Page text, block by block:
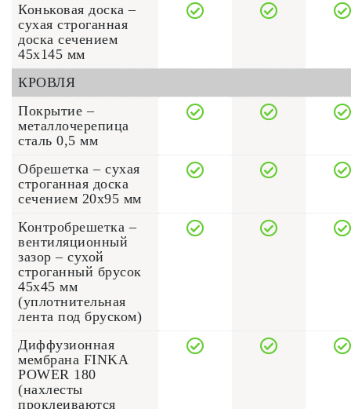
Коньковая доска –
сухая строганная
доска сечением
45x145 мм
КРОВЛЯ
Покрытие –
металлочерепица
сталь 0,5 мм
Обрешетка – сухая
строганная доска
сечением 20x95 мм
Контробрешетка –
вентиляционный
зазор – сухой
строганный брусок
45x45 мм
(уплотнительная
лента под бруском)
Диффузионная
мембрана FINKA
POWER 180
(нахлесты
проклеиваются